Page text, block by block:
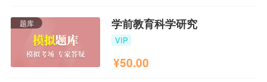
题库 学前教育科学研究
VIP
¥50.00